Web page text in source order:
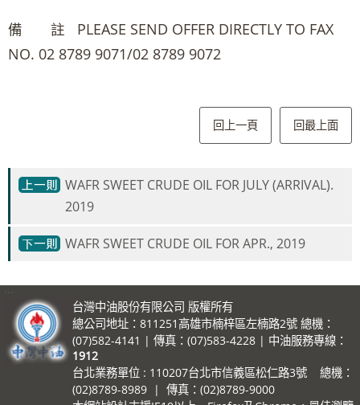
備 註 PLEASE SEND OFFER DIRECTLY TO FAX
NO. 02 8789 9071/02 8789 9072
回上一頁 回最上面
WAFR SWEET CRUDE OIL FOR JULY (ARRIVAL).
2019
WAFR SWEET CRUDE OIL FOR APR., 2019
台灣中油股份有限公司 版權所有
總公司地址：811251高雄市楠梓區左楠路2號 總機：
(07)582-4141 | 傳真：(07)583-4228 | 中油服務專線：
1912
台北業務單位 : 110207台北市信義區松仁路3號 總機：
(02)8789-8989 | 傳真：(02)8789-9000